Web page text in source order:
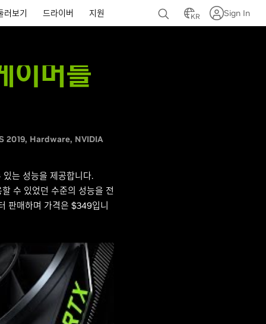
러보기 드라이버 지원 KR Sign In
이머를
2019 Hardware NVIDIA
는 성능을 제공합니다.
수 있었던 수준의 성능을 전
판매하며 가격은 $349입니